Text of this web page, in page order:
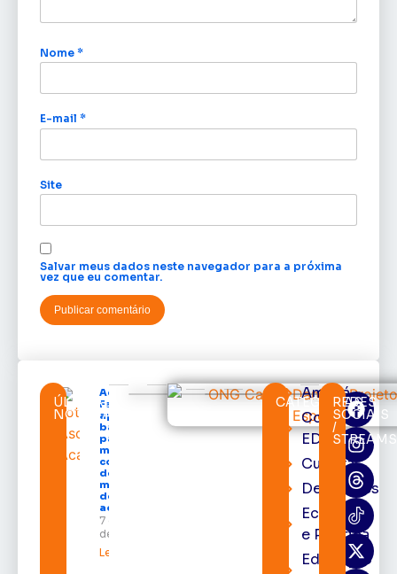
Nome *
E-mail *
Site
Salvar meus dados neste navegador para a próxima
vez que eu comentar.
ÚLTIMAS
NOTÍCIAS
Acácio
Favacho
apresenta
balanço
parcial do
mandato
com mais
de R$ 668
milhões
destinados
ao Amapá
7 de agosto
de 2026
Leia mais »
CATEGORIAS
Amapá
Cortes
EDcast
Cultura
Destaques
Economia
e Política
Educação
REDES
SOCIAIS
/
STREAMS